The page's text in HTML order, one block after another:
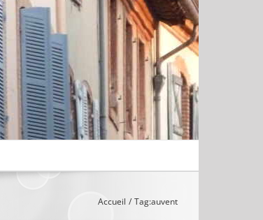
Accueil Tag:auvent